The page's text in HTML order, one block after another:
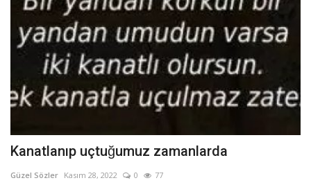
Kanatlanıp uçtuğumuz zamanlarda
Güzel Sözler Kasım 28, 2022 0 77